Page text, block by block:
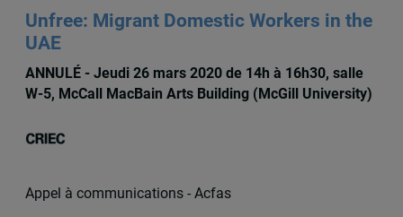
Unfree: Migrant Domestic Workers in the
UAE
ANNULÉ - Jeudi 26 mars 2020 de 14h à 16h30, salle
W-5, McCall MacBain Arts Building (McGill University)
Appel à communications - Acfas